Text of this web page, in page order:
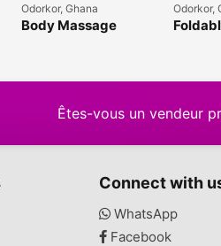
Odorkor, Ghana
Body Massage
Vibration Plate
Odorkor,
Êtes-vous un vendeur
Connect with
WhatsApp
Facebook